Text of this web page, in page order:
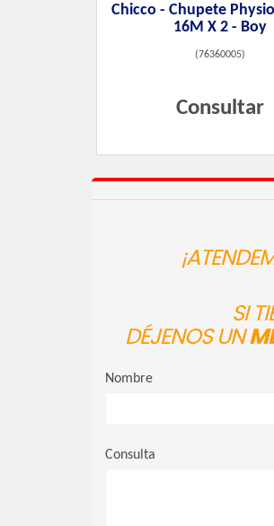
Chicco - Chupete
16M X 2 - Boy
(76360005)
Consultar
SI
DÉJENOS UN
Nombre
Consulta